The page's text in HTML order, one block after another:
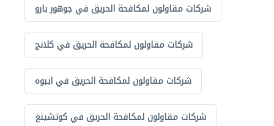
شركات مقاولون لمكافحة الحريق في جوهور بارو
شركات مقاولون لمكافحة الحريق في كلانج
شركات مقاولون لمكافحة الحريق في ايبوه
شركات مقاولون لمكافحة الحريق في كوتشينغ